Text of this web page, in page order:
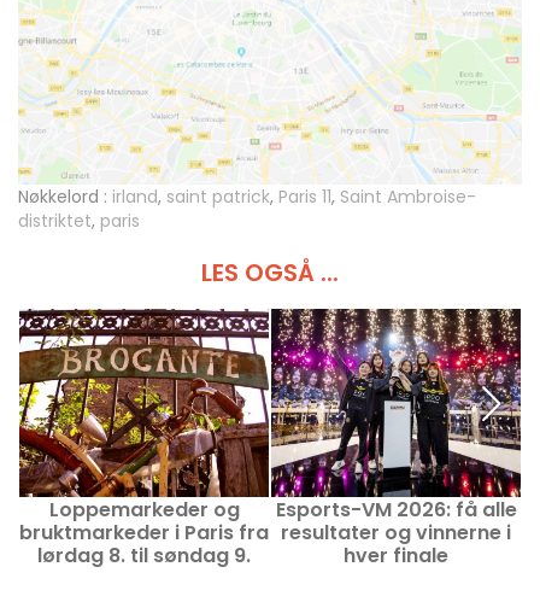
Nøkkelord : irland, saint patrick, Paris 11, Saint Ambroise-
distriktet, paris
LES OGSÅ ...
Loppemarkeder og
bruktmarkeder i Paris fra
lørdag 8. til søndag 9.
Esports-VM 2026: få alle
resultater og vinnerne i
hver finale